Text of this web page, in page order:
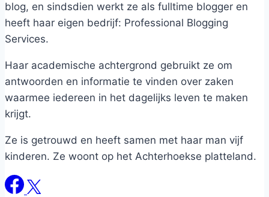
blog, en sindsdien werkt ze als fulltime blogger en
heeft haar eigen bedrijf: Professional Blogging
Services.
Haar academische achtergrond gebruikt ze om
antwoorden en informatie te vinden over zaken
waarmee iedereen in het dagelijks leven te maken
krijgt.
Ze is getrouwd en heeft samen met haar man vijf
kinderen. Ze woont op het Achterhoekse platteland.